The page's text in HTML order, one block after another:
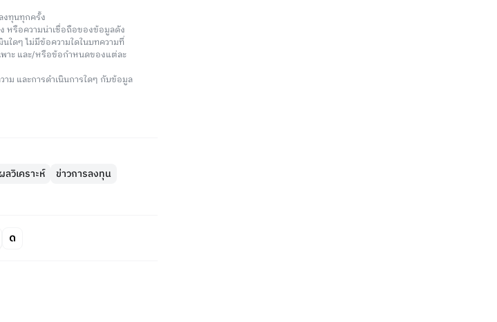
งทุนทุกครั้ง
หรือความน่าเชื่อถือของข้อมูลดัง
ใดๆ ไม่มีข้อความใดในบทความที่
พาะ และ/หรือข้อกำหนดของแต่ละ
ม และการดำเนินการใดๆ กับข้อมูล
ลวิเคราะห์
ข่าวการลงทุน